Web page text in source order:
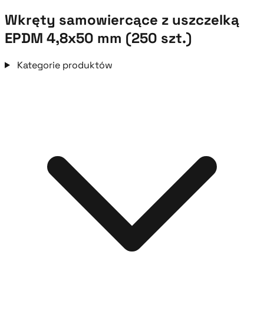
Wkręty samowiercące z uszczelką
EPDM 4,8x50 mm (250 szt.)
Kategorie produktów